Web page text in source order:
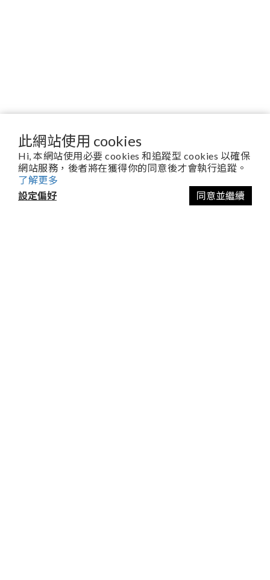
此網站使用 cookies
Hi, 本網站使用必要 cookies 和追蹤型 cookies 以確保
網站服務，後者將在獲得你的同意後才會執行追蹤。
了解更多
設定偏好
同意並繼續
台灣本島單筆訂單滿 $3,000 即可享免運，未達使用新竹物流酌收 $100
運費；使用超商取貨酌收 $63 運費